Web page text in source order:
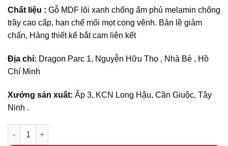
Chất liệu : Gỗ MDF lõi xanh chống ẩm phủ melamin chống
trầy cao cấp, hạn chế mối mọt cong vênh. Bản lề giảm
chấn, Hàng thiết kế bắt cam liên kết
Địa chỉ: Dragon Parc 1, Nguyễn Hữu Thọ , Nhà Bè , Hồ
Chí Minh
Xưởng sản xuất: Ấp 3, KCN Long Hậu, Cần Giuộc, Tây
Ninh .
Kệ trang trí KDN05-N số lượng